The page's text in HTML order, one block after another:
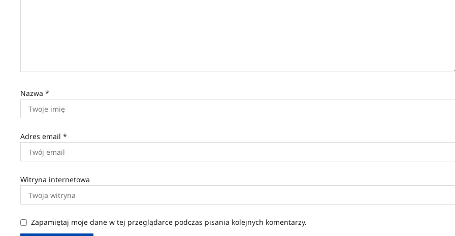
s
u
Nazwa *
Adres email *
Witryna internetowa
Zapamiętaj moje dane w tej przeglądarce podczas pisania kolejnych komentarzy.